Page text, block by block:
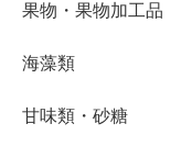
果物・果物加工品
海藻類
甘味類・砂糖